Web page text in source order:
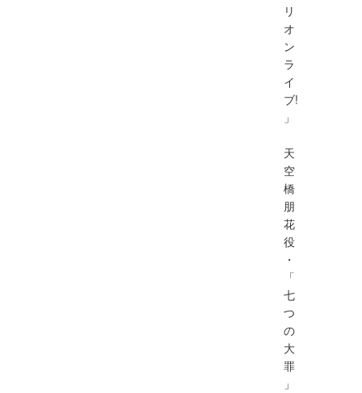
リ
オ
ン
ラ
イ
ブ!
」
天
空
橋
朋
花
役
・
「
七
つ
の
大
罪
」